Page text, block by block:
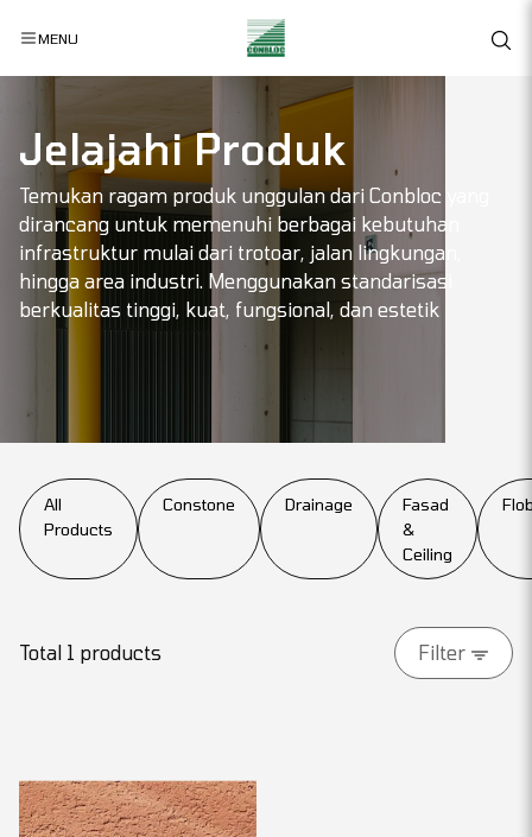
MENU
Jelajahi Produk
Temukan ragam produk unggulan dari Conbloc yang
dirancang untuk memenuhi berbagai kebutuhan
infrastruktur mulai dari trotoar, jalan lingkungan,
hingga area industri. Menggunakan standarisasi
berkualitas tinggi, kuat, fungsional, dan estetik
All
Products
Constone Drainage
Fasad
&
Ceiling
Total 1 products Filter